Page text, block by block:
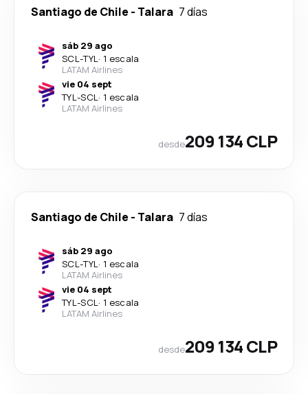
Santiago de Chile - Talara 7 días
sáb 29 ago
SCL-TYL· 1 escala
LATAM Airlines
vie 04 sept
TYL-SCL· 1 escala
LATAM Airlines
desde209 134 CLP
Santiago de Chile - Talara 7 días
sáb 29 ago
SCL-TYL· 1 escala
LATAM Airlines
vie 04 sept
TYL-SCL· 1 escala
LATAM Airlines
desde209 134 CLP